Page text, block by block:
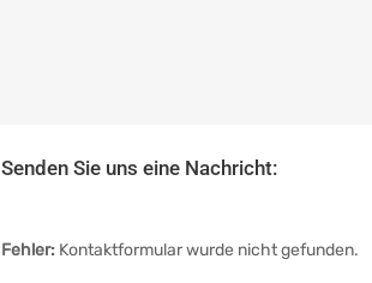
Senden Sie uns eine Nachricht:
Fehler: Kontaktformular wurde nicht gefunden.